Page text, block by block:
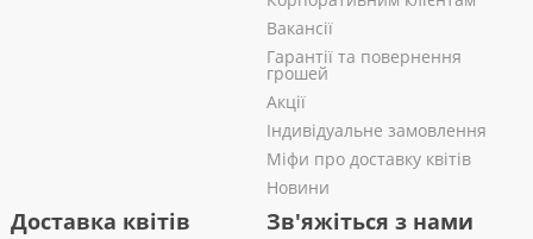
Вакансії
Гарантії та повернення
грошей
Акції
Індивідуальне замовлення
Міфи про доставку квітів
Новини
Доставка квітів Зв'яжіться з нами